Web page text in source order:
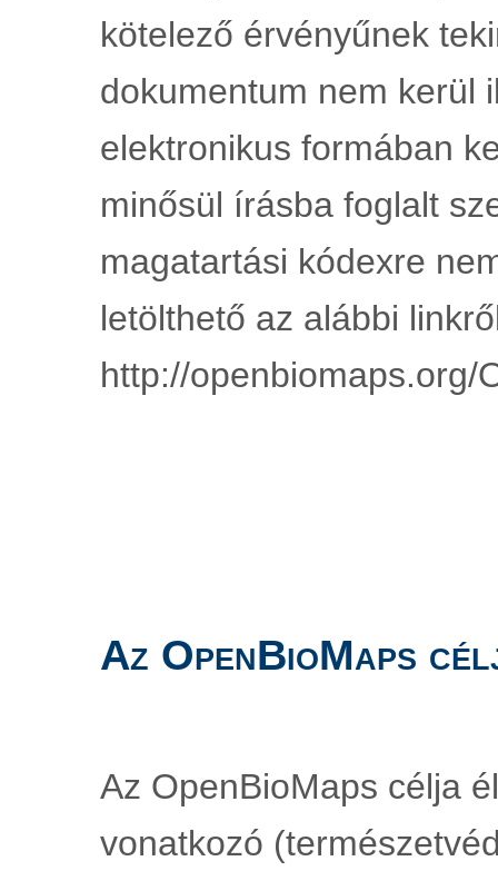
kötelező érvényűnek
dokumentum nem kerül
elektronikus formában
minősül írásba foglalt
magatartási kódexre
letölthető az alábbi
http://openbiomaps.org/
Az OpenBioMaps
Az OpenBioMaps célja
vonatkozó